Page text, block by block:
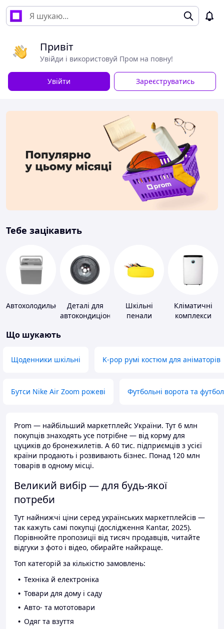
Привіт
Увійди і використовуй Пром на повну!
Увійти Зареєструватись
Тебе зацікавить
АвтохолодильникиДеталі для
автокондиціонерів
Шкільні
пенали
Кліматичні
комплекси
Що шукають
Щоденники шкільні K-pop румі костюм для аніматорів
Бутси Nike Air Zoom рожеві Футбольні ворота та
Prom — найбільший маркетплейс України. Тут 6 млн
покупців знаходять усе потрібне — від корму для
цуциків до бронежилетів. А 60 тис. підприємців з усієї
країни продають і розвивають бізнес. Понад 120 млн
товарів в одному місці.
Великий вибір — для будь-якої
потреби
Тут найнижчі ціни серед українських маркетплейсів —
так кажуть самі покупці (дослідження Kantar, 2025).
Порівнюйте пропозиції від тисяч продавців, читайте
відгуки з фото і відео, обирайте найкраще.
Топ категорій за кількістю замовлень:
Техніка й електроніка
Товари для дому і саду
Авто- та мототовари
Одяг та взуття